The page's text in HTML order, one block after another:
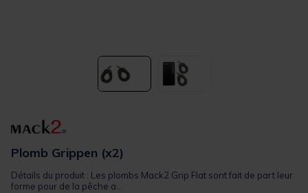
Plomb Grippen (x2)
Détails du produit : Les plombs Mack2 Grip Flat sont fait de part leur
forme pour de la pêche a...